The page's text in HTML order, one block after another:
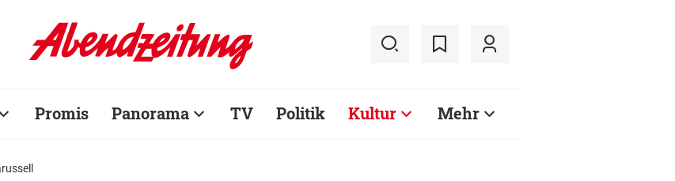
Promis Panorama TV Politik Kultur Mehr